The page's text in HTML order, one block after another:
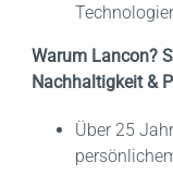
Warum Lancon?
Nachhaltigkeit &
Über 25